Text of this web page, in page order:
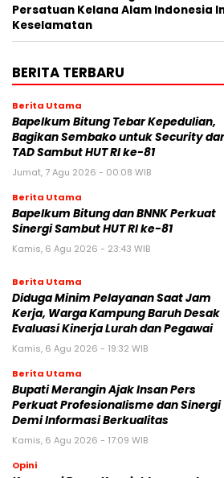
Persatuan Kelana Alam Indonesia
Keselamatan
BERITA TERBARU
Berita Utama
Bapelkum Bitung Tebar Kepedulian,
Bagikan Sembako untuk Security
TAD Sambut HUT RI ke-81
Jumat, 7 Agu 2026 - 00:08 WIB
Berita Utama
Bapelkum Bitung dan BNNK Perkuat
Sinergi Sambut HUT RI ke-81
Kamis, 6 Agu 2026 - 23:43 WIB
Berita Utama
Diduga Minim Pelayanan Saat Jam
Kerja, Warga Kampung Baruh Desak
Evaluasi Kinerja Lurah dan Pegawai
Kamis, 6 Agu 2026 - 19:32 WIB
Berita Utama
Bupati Merangin Ajak Insan Pers
Perkuat Profesionalisme dan Sinergi
Demi Informasi Berkualitas
Kamis, 6 Agu 2026 - 17:09 WIB
Opini